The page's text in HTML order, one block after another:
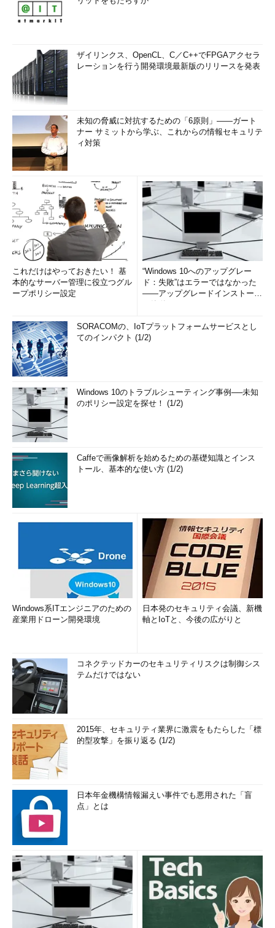
ザイリンクス、OpenCL、C／C++でFPGAアクセラ
レーションを行う開発環境最新版のリリースを発表
未知の脅威に対抗するための「6原則」――ガート
ナー サミットから学ぶ、これからの情報セキュリテ
ィ対策
これだけはやっておきたい！ 基
本的なサーバー管理に役立つグル
ープポリシー設定
“Windows 10へのアップグレー
ド：失敗”はエラーではなかった
――アップグレードインストール
SORACOMの、IoTプラットフォームサービスとし
てのインパクト (1/2)
Windows 10のトラブルシューティング事例──未知
のポリシー設定を探せ！ (1/2)
Caffeで画像解析を始めるための基礎知識とインス
トール、基本的な使い方 (1/2)
Windows系ITエンジニアのための
産業用ドローン開発環境
日本発のセキュリティ会議、新機
軸とIoTと、今後の広がりと
コネクテッドカーのセキュリティリスクは制御シス
テムだけではない
2015年、セキュリティ業界に激震をもたらした「標
的型攻撃」を振り返る (1/2)
日本年金機構情報漏えい事件でも悪用された「盲
点」とは